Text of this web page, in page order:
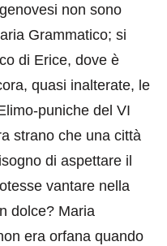
non sono
Grammatico; si
di Erice, dove è
quasi inalterate, le
puniche del VI
strano che una città
di aspettare il
vantare nella
dolce? Maria
era orfana quando